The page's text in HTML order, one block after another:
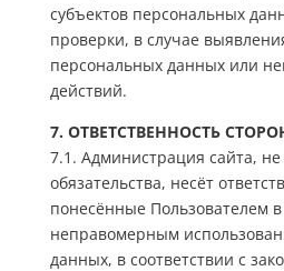
субъектов персональных
проверки, в случае
персональных данных или
действий.
7. ОТВЕТСТВЕННОСТЬ
7.1. Администрация сайта,
обязательства, несёт
понесённые Пользователем в
неправомерным
данных, в соответствии с